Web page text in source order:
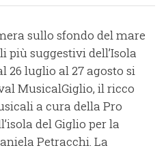
sullo sfondo del mare
più suggestivi dell’Isola
26 luglio al 27 agosto si
MusicalGiglio, il ricco
a cura della Pro
del Giglio per la
Petracchi. La